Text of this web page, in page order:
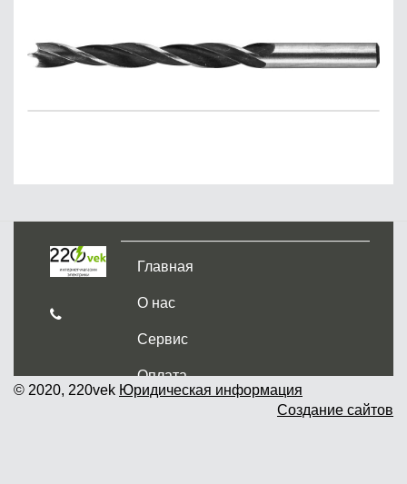
Главная
О нас
Сервис
Оплата
Доставка и самовывоз
© 2020, 220vek Юридическая информация
Создание сайтов